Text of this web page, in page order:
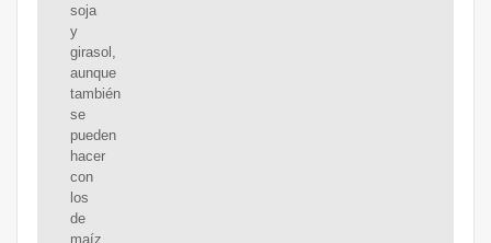
soja
y
girasol,
aunque
también
se
pueden
hacer
con
los
de
maíz,